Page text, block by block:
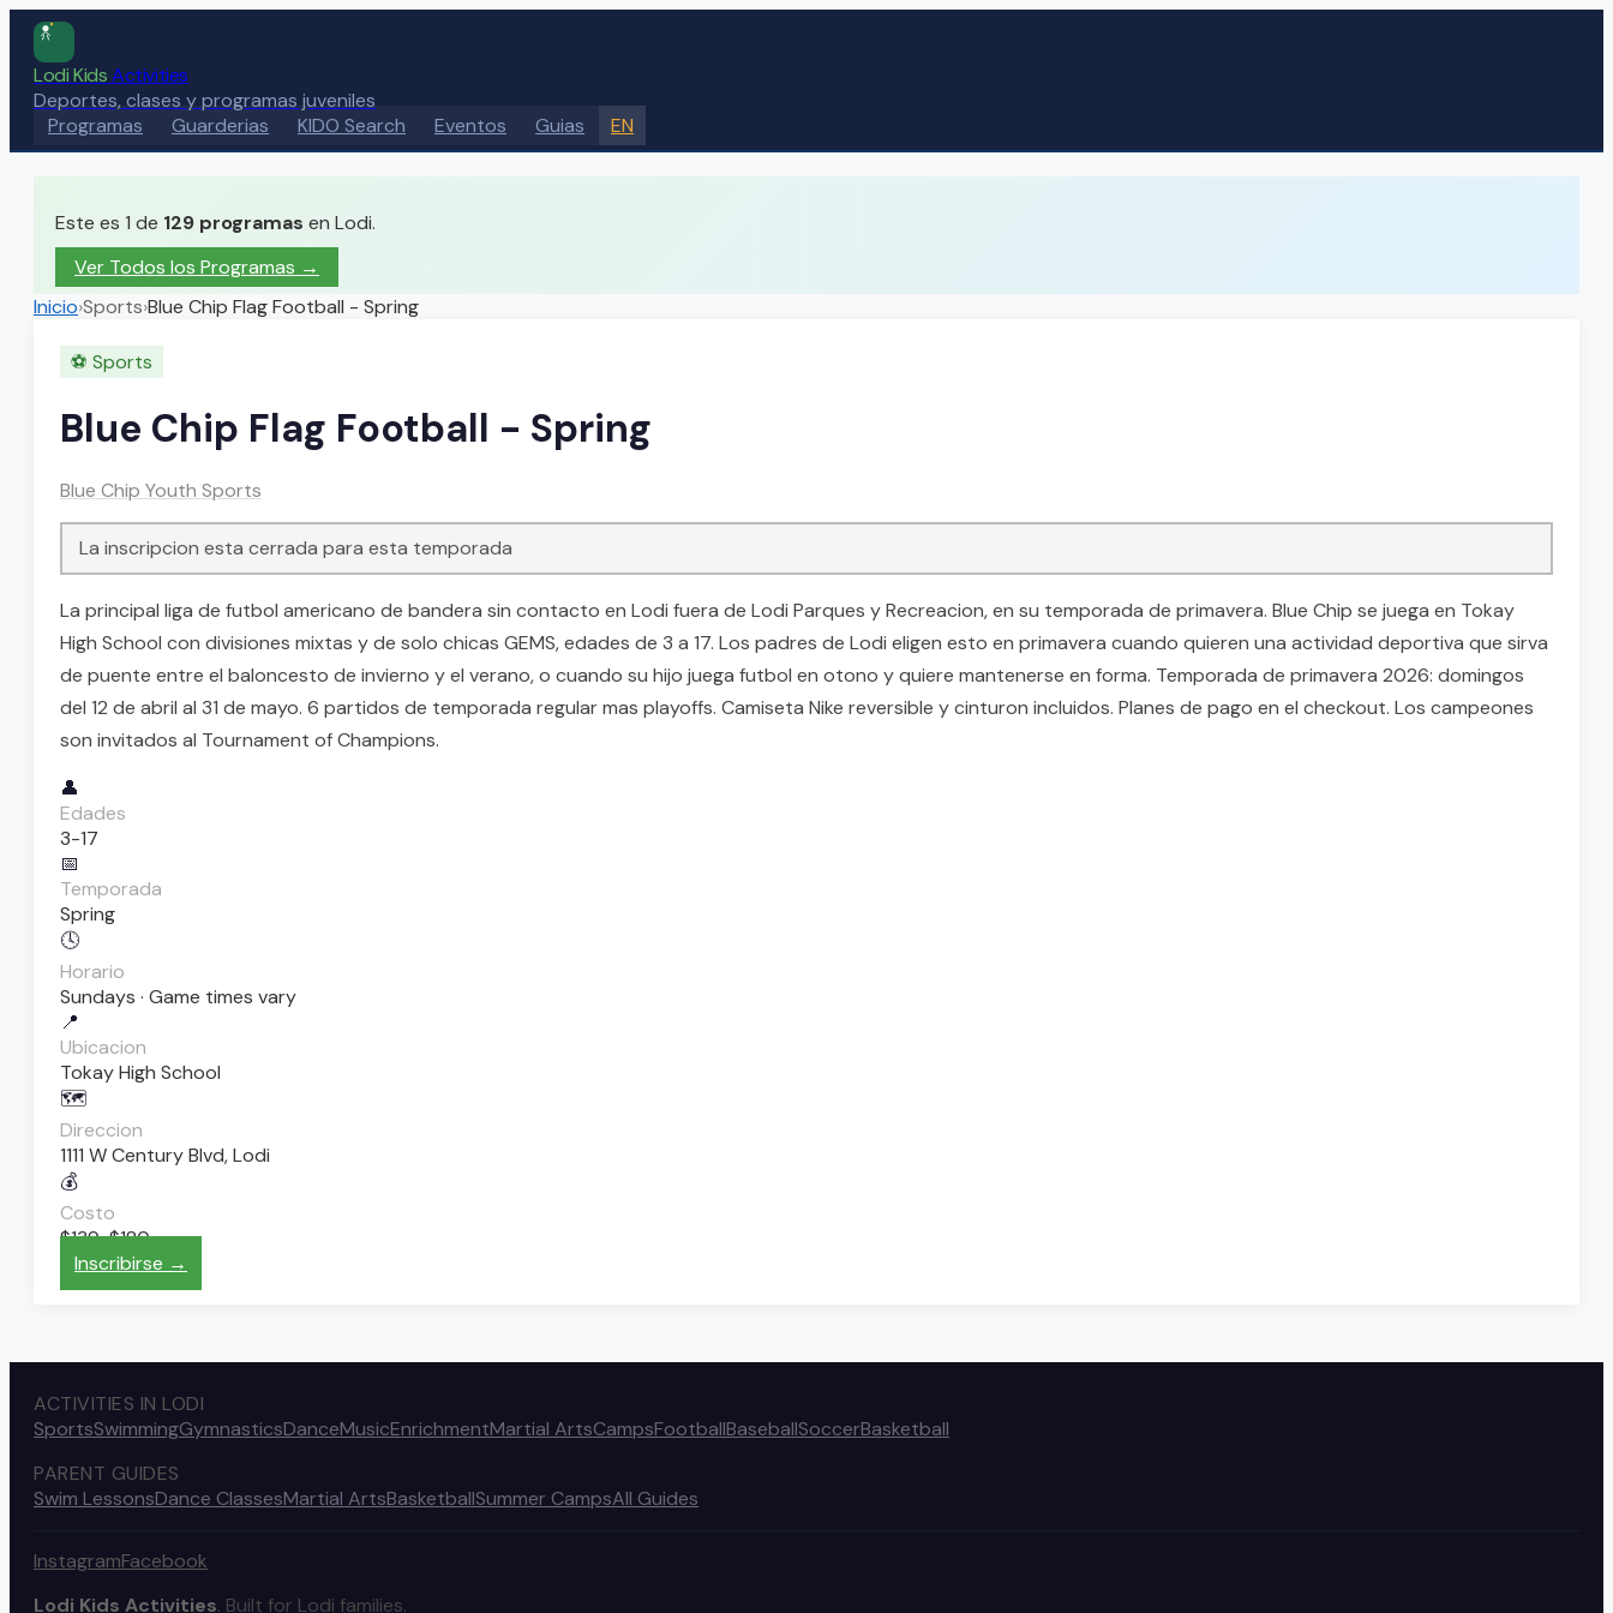
Lodi KidsActivities
Deportes, clases y programas juveniles
Programas
Guarderias KIDO Search Eventos Guias EN
Este es 1 de 129 programas en Lodi.
Ver Todos los Programas →
Inicio›Sports›Blue Chip Flag Football - Spring
⚽ Sports
Blue Chip Flag Football - Spring
Blue Chip Youth Sports
La inscripcion esta cerrada para esta temporada
La principal liga de futbol americano de bandera sin contacto en Lodi fuera de Lodi Parques y Recreacion, en su temporada de primavera. Blue Chip se juega en Tokay
High School con divisiones mixtas y de solo chicas GEMS, edades de 3 a 17. Los padres de Lodi eligen esto en primavera cuando quieren una actividad deportiva que sirva
de puente entre el baloncesto de invierno y el verano, o cuando su hijo juega futbol en otono y quiere mantenerse en forma. Temporada de primavera 2026: domingos
del 12 de abril al 31 de mayo. 6 partidos de temporada regular mas playoffs. Camiseta Nike reversible y cinturon incluidos. Planes de pago en el checkout. Los campeones
son invitados al Tournament of Champions.
👤
Edades
3-17
📅
Temporada
Spring
🕓
Horario
Sundays · Game times vary
📍
Ubicacion
Tokay High School
🗺️
Direccion
1111 W Century Blvd, Lodi
💰
Costo
$139-$180
Inscribirse →
ACTIVITIES IN LODI
SportsSwimmingGymnasticsDanceMusicEnrichmentMartial ArtsCampsFootballBaseballSoccerBasketball
PARENT GUIDES
Swim LessonsDance ClassesMartial ArtsBasketballSummer CampsAll Guides
InstagramFacebook
Lodi Kids Activities. Built for Lodi families.